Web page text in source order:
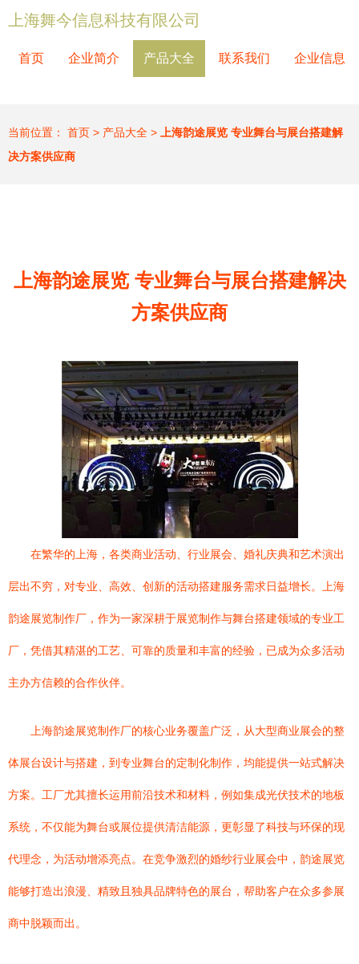
上海舞今信息科技有限公司
首页 企业简介 产品大全 联系我们 企业信息
当前位置： 首页 > 产品大全 >
上海韵途展览 专业舞台与展台搭建解
决方案供应商
上海韵途展览 专业舞台与展台搭建解决
方案供应商
在繁华的上海，各类商业活动、行业展会、婚礼庆典和艺术演出
层出不穷，对专业、高效、创新的活动搭建服务需求日益增长。上海
韵途展览制作厂，作为一家深耕于展览制作与舞台搭建领域的专业工
厂，凭借其精湛的工艺、可靠的质量和丰富的经验，已成为众多活动
主办方信赖的合作伙伴。
上海韵途展览制作厂的核心业务覆盖广泛，从大型商业展会的整
体展台设计与搭建，到专业舞台的定制化制作，均能提供一站式解决
方案。工厂尤其擅长运用前沿技术和材料，例如集成光伏技术的地板
系统，不仅能为舞台或展位提供清洁能源，更彰显了科技与环保的现
代理念，为活动增添亮点。在竞争激烈的婚纱行业展会中，韵途展览
能够打造出浪漫、精致且独具品牌特色的展台，帮助客户在众多参展
商中脱颖而出。